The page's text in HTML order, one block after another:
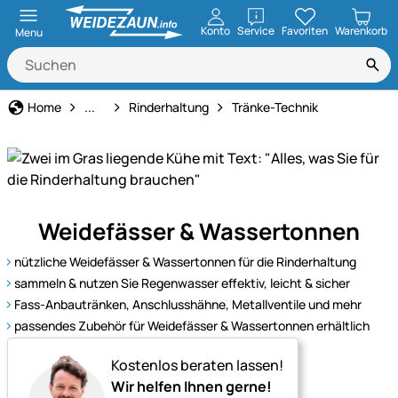
Menu Konto ServiceöffnenFavoriten Warenkorb
Home Tierbedarf
... Rinderhaltung Tränke-Technik
eine
gesunde
und
effiziente
Rinderhaltung
Weidefässer & Wassertonnen
nützliche Weidefässer & Wassertonnen für die Rinderhaltung
sammeln & nutzen Sie Regenwasser effektiv, leicht & sicher
Fass-Anbautränken, Anschlusshähne, Metallventile und mehr
passendes Zubehör für Weidefässer & Wassertonnen erhältlich
Kostenlos beraten lassen!
Wir helfen Ihnen gerne!